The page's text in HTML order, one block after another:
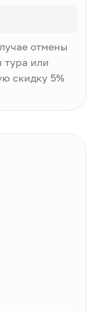
отмены
тура или
скидку 5%